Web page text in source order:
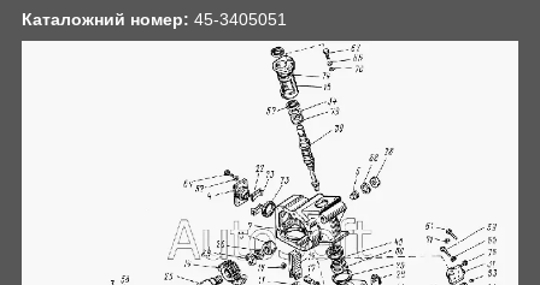
Каталожний номер: 45-3405051